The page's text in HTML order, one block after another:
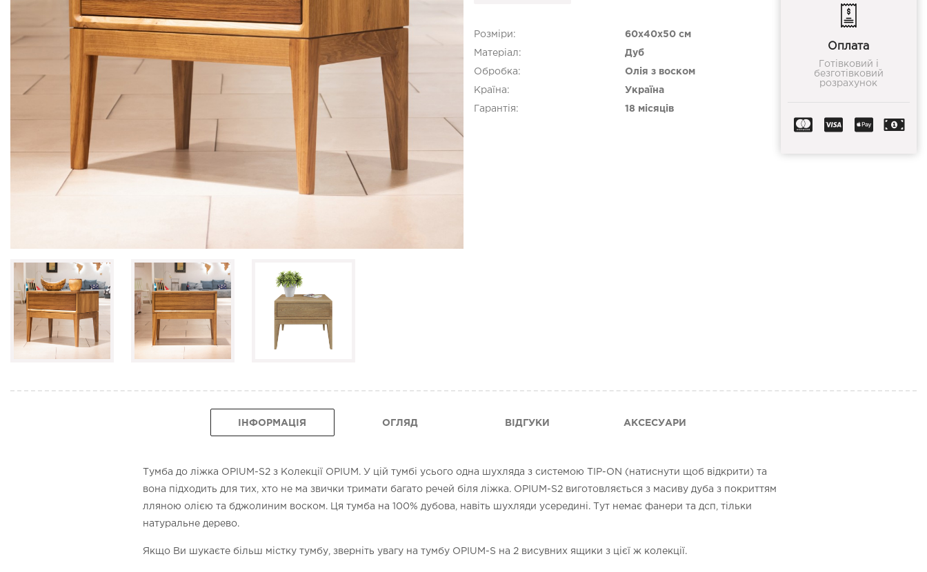
Розміри: 60x40x50 см
Матеріал: Дуб
Обробка: Олія з воском
Країна: Україна
Гарантія: 18 місяців
Оплата
Готівковий і
безготівковий
розрахунок
ІНФОРМАЦІЯ ОГЛЯД ВІДГУКИ АКСЕСУАРИ
Тумба до ліжка OPIUM-S2 з Колекції OPIUM. У цій тумбі усього одна шухляда з системою TIP-ON (натиснути щоб відкрити) та
вона підходить для тих, хто не ма звички тримати багато речей біля ліжка. OPIUM-S2 виготовляється з масиву дуба з покриттям
лляною олією та бджолиним воском. Ця тумба на 100% дубова, навіть шухляди усередині. Тут немає фанери та дсп, тільки
натуральне дерево.
Якщо Ви шукаєте більш містку тумбу, зверніть увагу на тумбу OPIUM-S на 2 висувних ящики з цієї ж колекції.